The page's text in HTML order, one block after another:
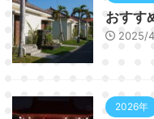
おすす
2025/
2026年